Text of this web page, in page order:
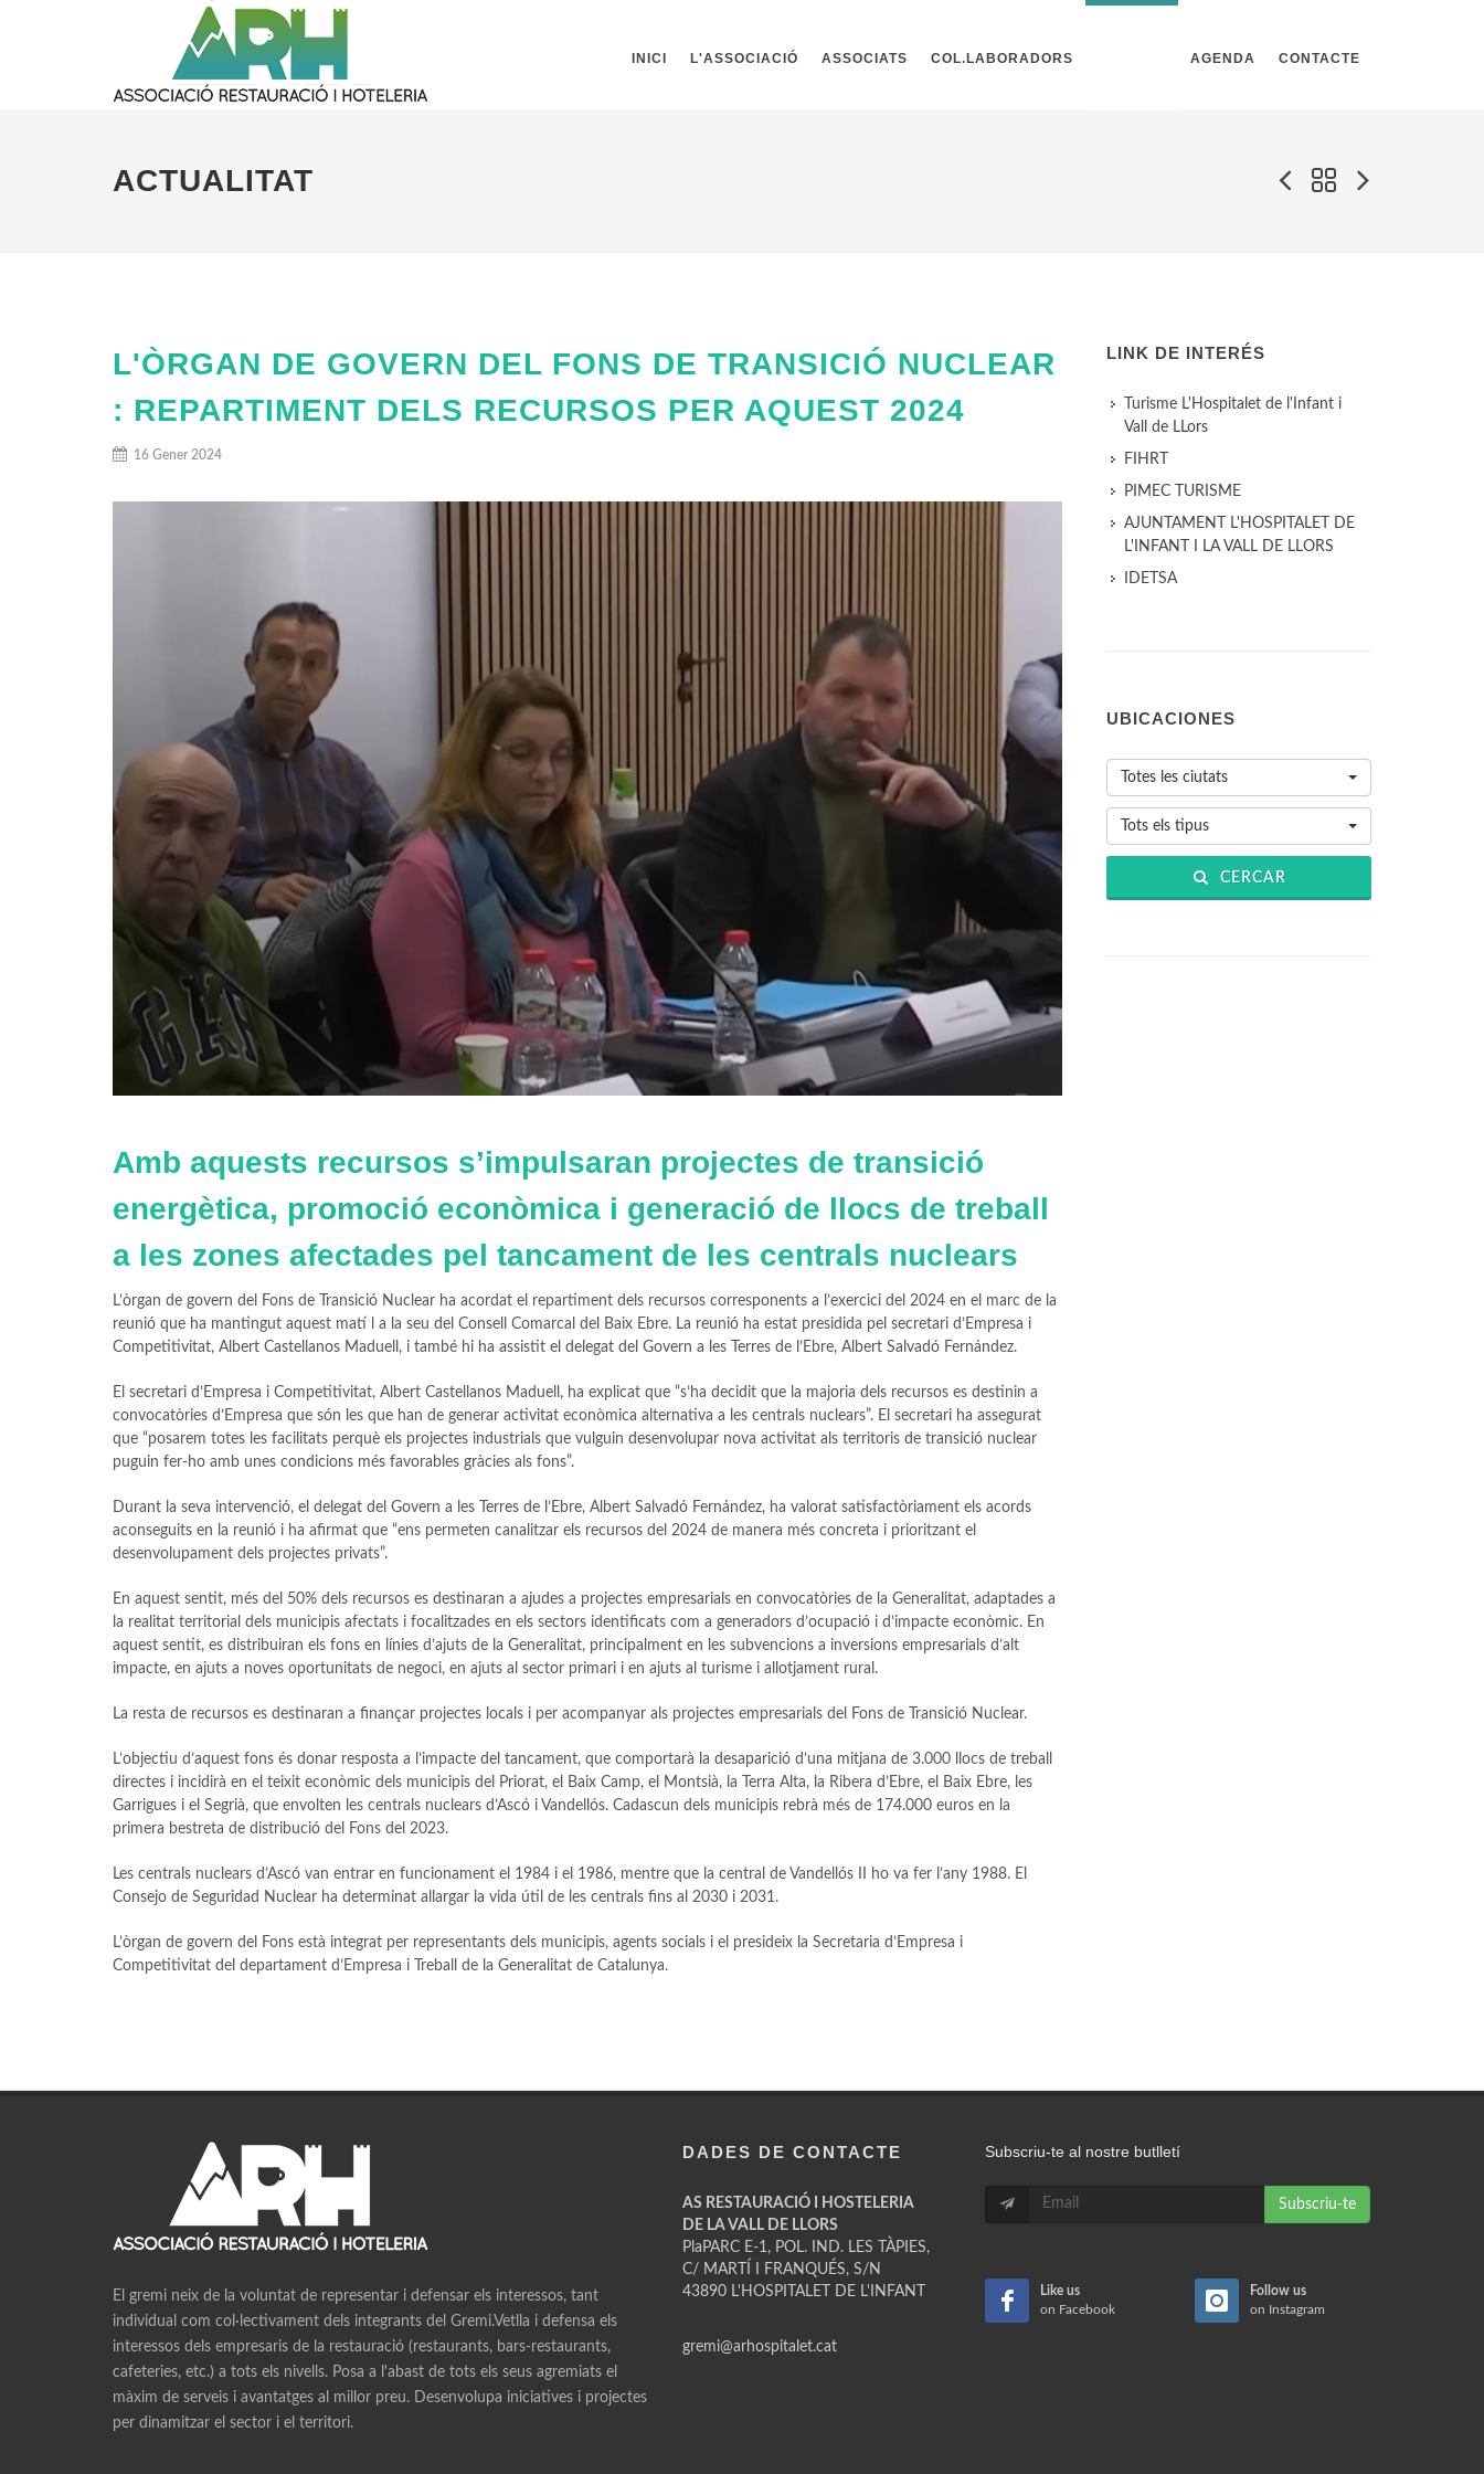
INICI L'ASSOCIACIÓ ASSOCIATS COL.LABORADORS AGENDA CONTACTE
ACTUALITAT
L'ÒRGAN DE GOVERN DEL FONS DE TRANSICIÓ NUCLEAR
: REPARTIMENT DELS RECURSOS PER AQUEST 2024
16 Gener 2024
Amb aquests recursos s’impulsaran projectes de transició
energètica, promoció econòmica i generació de llocs de treball
a les zones afectades pel tancament de les centrals nuclears
L’òrgan de govern del Fons de Transició Nuclear ha acordat el repartiment dels recursos corresponents a l’exercici del 2024 en el marc de la
reunió que ha mantingut aquest matí l a la seu del Consell Comarcal del Baix Ebre. La reunió ha estat presidida pel secretari d’Empresa i
Competitivitat, Albert Castellanos Maduell, i també hi ha assistit el delegat del Govern a les Terres de l’Ebre, Albert Salvadó Fernández.
El secretari d’Empresa i Competitivitat, Albert Castellanos Maduell, ha explicat que “s’ha decidit que la majoria dels recursos es destinin a
convocatòries d’Empresa que són les que han de generar activitat econòmica alternativa a les centrals nuclears”. El secretari ha assegurat
que “posarem totes les facilitats perquè els projectes industrials que vulguin desenvolupar nova activitat als territoris de transició nuclear
puguin fer-ho amb unes condicions més favorables gràcies als fons”.
Durant la seva intervenció, el delegat del Govern a les Terres de l’Ebre, Albert Salvadó Fernández, ha valorat satisfactòriament els acords
aconseguits en la reunió i ha afirmat que “ens permeten canalitzar els recursos del 2024 de manera més concreta i prioritzant el
desenvolupament dels projectes privats”.
En aquest sentit, més del 50% dels recursos es destinaran a ajudes a projectes empresarials en convocatòries de la Generalitat, adaptades a
la realitat territorial dels municipis afectats i focalitzades en els sectors identificats com a generadors d’ocupació i d’impacte econòmic. En
aquest sentit, es distribuiran els fons en línies d’ajuts de la Generalitat, principalment en les subvencions a inversions empresarials d’alt
impacte, en ajuts a noves oportunitats de negoci, en ajuts al sector primari i en ajuts al turisme i allotjament rural.
La resta de recursos es destinaran a finançar projectes locals i per acompanyar als projectes empresarials del Fons de Transició Nuclear.
L’objectiu d’aquest fons és donar resposta a l’impacte del tancament, que comportarà la desaparició d’una mitjana de 3.000 llocs de treball
directes i incidirà en el teixit econòmic dels municipis del Priorat, el Baix Camp, el Montsià, la Terra Alta, la Ribera d’Ebre, el Baix Ebre, les
Garrigues i el Segrià, que envolten les centrals nuclears d’Ascó i Vandellós. Cadascun dels municipis rebrà més de 174.000 euros en la
primera bestreta de distribució del Fons del 2023.
Les centrals nuclears d’Ascó van entrar en funcionament el 1984 i el 1986, mentre que la central de Vandellós II ho va fer l’any 1988. El
Consejo de Seguridad Nuclear ha determinat allargar la vida útil de les centrals fins al 2030 i 2031.
L’òrgan de govern del Fons està integrat per representants dels municipis, agents socials i el presideix la Secretaria d’Empresa i
Competitivitat del departament d’Empresa i Treball de la Generalitat de Catalunya.
LINK DE INTERÉS
Turisme L'Hospitalet de l'Infant i
Vall de LLors
FIHRT
PIMEC TURISME
AJUNTAMENT L'HOSPITALET DE
L'INFANT I LA VALL DE LLORS
IDETSA
UBICACIONES
Totes les ciutats
Tots els tipus
CERCAR
El gremi neix de la voluntat de representar i defensar els interessos, tant
individual com col·lectivament dels integrants del Gremi.Vetlla i defensa els
interessos dels empresaris de la restauració (restaurants, bars-restaurants,
cafeteries, etc.) a tots els nivells. Posa a l'abast de tots els seus agremiats el
màxim de serveis i avantatges al millor preu. Desenvolupa iniciatives i projectes
per dinamitzar el sector i el territori.
DADES DE CONTACTE
AS RESTAURACIÓ I HOSTELERIA
DE LA VALL DE LLORS
PlaPARC E-1, POL. IND. LES TÀPIES,
C/ MARTÍ I FRANQUÉS, S/N
43890 L'HOSPITALET DE L'INFANT
gremi@arhospitalet.cat
Subscriu-te al nostre butlletí
Subscriu-te
Like us
on Facebook
Follow us
on Instagram